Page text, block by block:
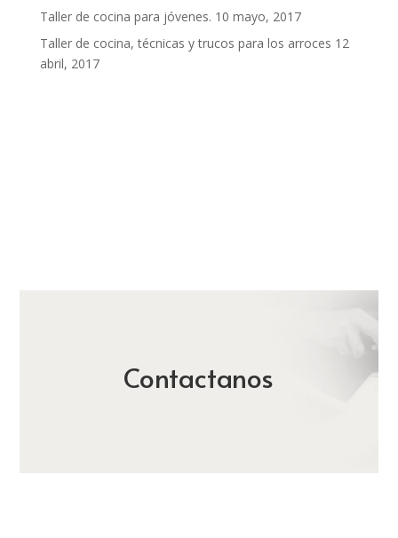
Taller de cocina para jóvenes. 10 mayo, 2017
Taller de cocina, técnicas y trucos para los arroces 12
abril, 2017
Contactanos